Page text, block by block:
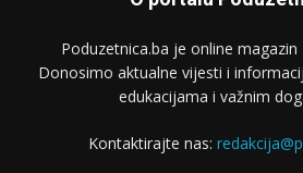
Poduzetnica.ba je online magazin
Donosimo aktualne vijesti i
edukacijama i važnim
Kontaktirajte nas: